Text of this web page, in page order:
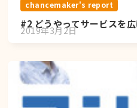
chancemaker's report
#2 どうやってサービスを
2019年3月2日